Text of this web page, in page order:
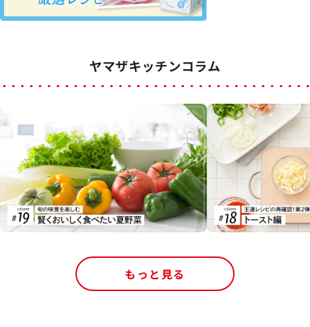
ヤマザキッチンコラム
もっと見る